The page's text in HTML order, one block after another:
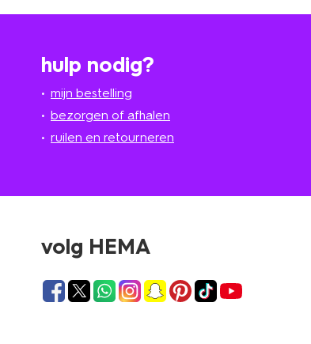
hulp nodig?
mijn bestelling
bezorgen of afhalen
ruilen en retourneren
volg HEMA